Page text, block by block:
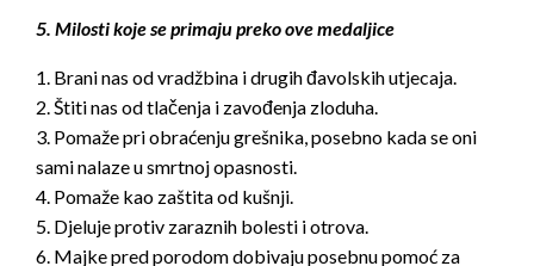
5. Milosti koje se primaju preko ove medaljice
1. Brani nas od vradžbina i drugih đavolskih utjecaja.
2. Štiti nas od tlačenja i zavođenja zloduha.
3. Pomaže pri obraćenju grešnika, posebno kada se oni
sami nalaze u smrtnoj opasnosti.
4. Pomaže kao zaštita od kušnji.
5. Djeluje protiv zaraznih bolesti i otrova.
6. Majke pred porodom dobivaju posebnu pomoć za